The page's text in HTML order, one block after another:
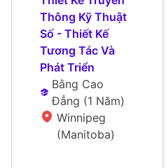
Thông Kỹ Thuật
Số - Thiết Kế
Tương Tác Và
Phát Triển
Bằng Cao
Đẳng (1 Năm)
Winnipeg
(Manitoba)